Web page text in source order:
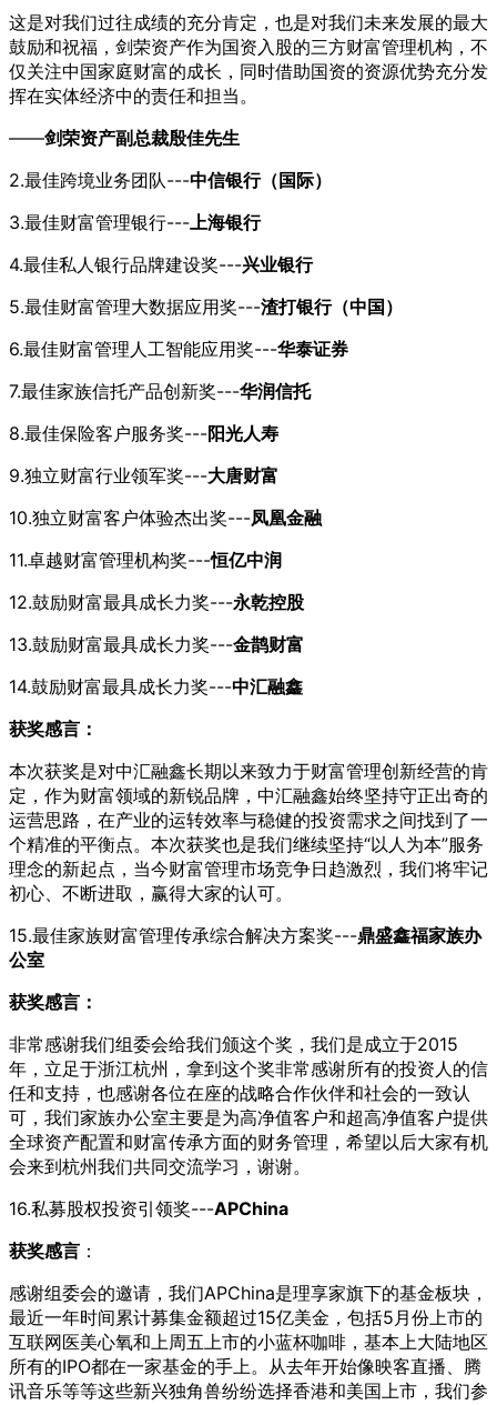
这是对我们过往成绩的充分肯定，也是对我们未来发展的最大
鼓励和祝福，剑荣资产作为国资入股的三方财富管理机构，不
仅关注中国家庭财富的成长，同时借助国资的资源优势充分发
挥在实体经济中的责任和担当。
——剑荣资产副总裁殷佳先生
2.最佳跨境业务团队---中信银行（国际）
3.最佳财富管理银行--- 上海银行
4.最佳私人银行品牌建设奖---兴业银行
5.最佳财富管理大数据应用奖---渣打银行（中国）
6.最佳财富管理人工智能应用奖---华泰证券
7.最佳家族信托产品创新奖---华润信托
8.最佳保险客户服务奖---阳光人寿
9.独立财富行业领军奖---大唐财富
10.独立财富客户体验杰出奖---凤凰金融
11.卓越财富管理机构奖---恒亿中润
12.鼓励财富最具成长力奖---永乾控股
13.鼓励财富最具成长力奖---金鹊财富
14.鼓励财富最具成长力奖---中汇融鑫
获奖感言：
本次获奖是对中汇融鑫长期以来致力于财富管理创新经营的肯
定，作为财富领域的新锐品牌，中汇融鑫始终坚持守正出奇的
运营思路，在产业的运转效率与稳健的投资需求之间找到了一
个精准的平衡点。本次获奖也是我们继续坚持“以人为本”服务
理念的新起点，当今财富管理市场竞争日趋激烈，我们将牢记
初心、不断进取，赢得大家的认可。
15.最佳家族财富管理传承综合解决方案奖---鼎盛鑫福家族办
公室
获奖感言：
非常感谢我们组委会给我们颁这个奖，我们是成立于2015
年，立足于浙江杭州，拿到这个奖非常感谢所有的投资人的信
任和支持，也感谢各位在座的战略合作伙伴和社会的一致认
可，我们家族办公室主要是为高净值客户和超高净值客户提供
全球资产配置和财富传承方面的财务管理，希望以后大家有机
会来到杭州我们共同交流学习，谢谢。
16.私募股权投资引领奖---APChina
获奖感言 ：
感谢组委会的邀请，我们APChina是理享家旗下的基金板块，
最近一年时间累计募集金额超过15亿美金，包括5月份上市的
互联网医美心氧和上周五上市的小蓝杯咖啡，基本上大陆地区
所有的IPO都在一家基金的手上。从去年开始像映客直播、腾
讯音乐等等这些新兴独角兽纷纷选择香港和美国上市，我们参